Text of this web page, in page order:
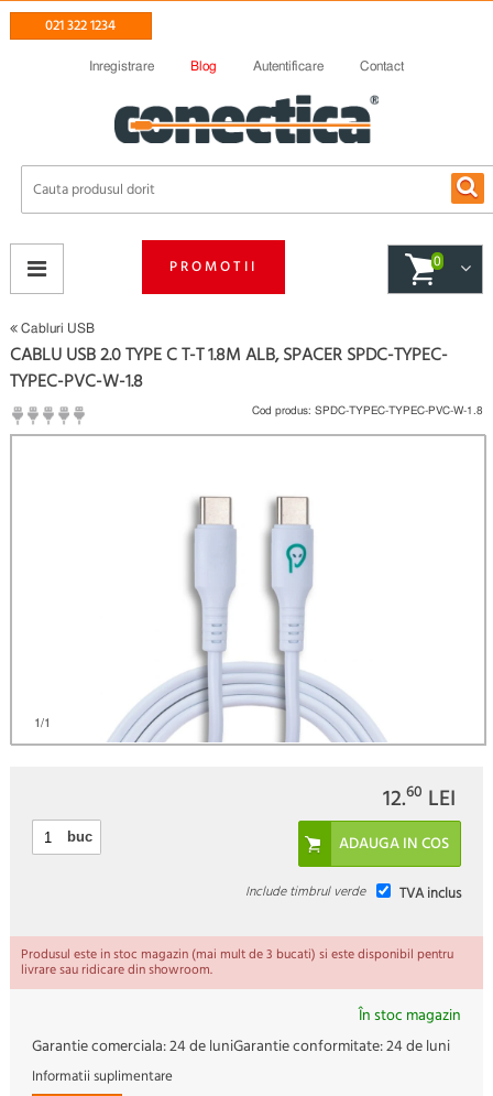
021 322 1234
Inregistrare Blog Autentificare Contact
PROMOTII 0
Cabluri USB
1/1
CABLU USB 2.0 TYPE C T-T 1.8M ALB, SPACER SPDC-TYPEC-
TYPEC-PVC-W-1.8
(
Cod produs: SPDC-TYPEC-TYPEC-PVC-W-1.8
12.60 LEI
buc
TVA inclus
Include timbrul verde
Produsul este in stoc magazin (mai mult de 3 bucati) si este disponibil pentru
livrare sau ridicare din showroom.
În stoc magazin
Garantie comerciala:24 de luniGarantie conformitate:24 de luni
Informatii suplimentare